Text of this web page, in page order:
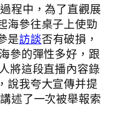
程中，為了直觀展
海參往桌子上使勁
是訪談否有破損，
參的彈性多好，跟
將這段直播內容錄
說我夸大宣傳并提
述了一次被舉報索